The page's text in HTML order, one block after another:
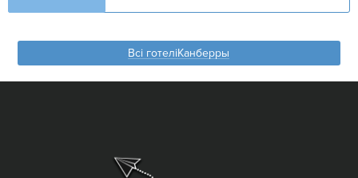
Всі готеліКанберры